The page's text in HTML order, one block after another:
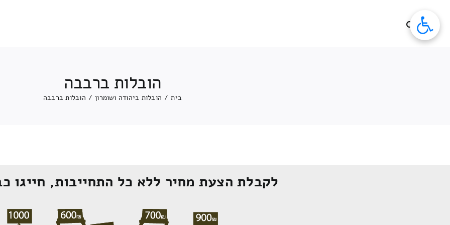
הובלות ברבבה
בית / הובלות ביהודה ושומרון / הובלות ברבבה
לקבלת הצעת מחיר ללא כל התחייבות, חייגו